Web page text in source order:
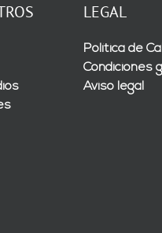
LEGAL
Política de
Condiciones
Aviso legal